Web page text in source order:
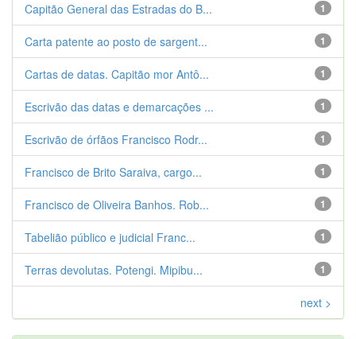
1
Capitão General das Estradas do B...
1
Carta patente ao posto de sargent...
1
Cartas de datas. Capitão mor Antô...
1
Escrivão das datas e demarcações ...
1
Escrivão de órfãos Francisco Rodr...
1
Francisco de Brito Saraiva, cargo...
1
Francisco de Oliveira Banhos. Rob...
1
Tabelião público e judicial Franc...
1
Terras devolutas. Potengi. Mipibu...
next >